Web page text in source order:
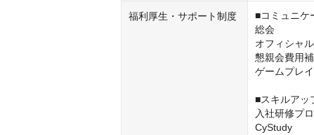
福利厚生・サポート制度
■コミュニケ
総会
オフィシャ
懇親会費用
ゲームプレ
■スキルアッ
入社研修プ
CyStudy